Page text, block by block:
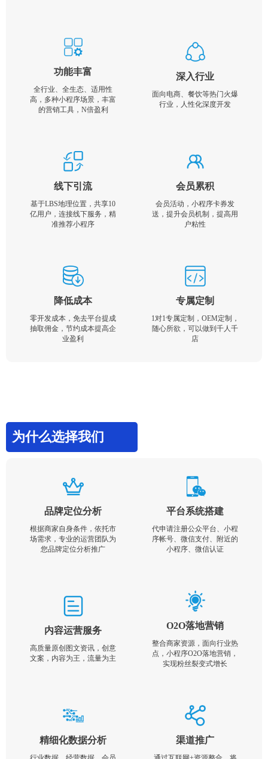
功能丰富
全行业、全生态、适用性
高，多种小程序场景，丰富
的营销工具，N倍盈利
深入行业
面向电商、餐饮等热门火爆
行业，人性化深度开发
线下引流
基于LBS地理位置，共享10
亿用户，连接线下服务，精
准推荐小程序
会员累积
会员活动，小程序卡券发
送，提升会员机制，提高用
户粘性
降低成本
零开发成本，免去平台提成
抽取佣金，节约成本提高企
业盈利
专属定制
1对1专属定制，OEM定制，
随心所欲，可以做到千人千
店
为什么选择我们
品牌定位分析
根据商家自身条件，依托市
场需求，专业的运营团队为
您品牌定位分析推广
平台系统搭建
代申请注册公众平台、小程
序帐号、微信支付、附近的
小程序、微信认证
内容运营服务
高质量原创图文资讯，创意
文案，内容为王，流量为主
O2O落地营销
整合商家资源，面向行业热
点，小程序O2O落地营销，
实现粉丝裂变式增长
精细化数据分析 渠道推广